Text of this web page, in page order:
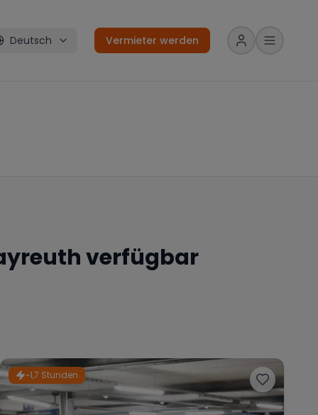
Deutsch Vermieter werden
verfügbar
~1,7 Stunden